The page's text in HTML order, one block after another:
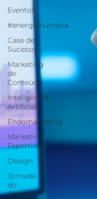
Eventos
#energiahumana
Case de
Sucesso
Marketing
de
Conteúdo
Inteligência
Artificial
Endomarketing
Marketing
Esportivo
Design
Jornada
do
Cliente